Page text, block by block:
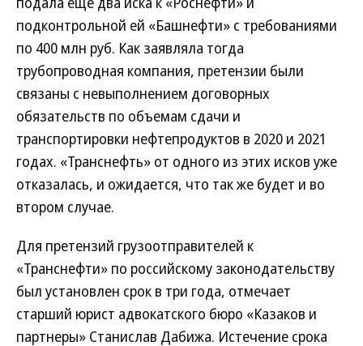
подконтрольной ей «Башнефти» с требованиями
по 400 млн руб. Как заявляла тогда
трубопроводная компания, претензии были
связаны с невыполнением договорных
обязательств по объемам сдачи и
транспортировки нефтепродуктов в 2020 и 2021
годах. «Транснефть» от одного из этих исков уже
отказалась, и ожидается, что так же будет и во
втором случае.
Для претензий грузоотправителей к
«Транснефти» по российскому законодательству
был установлен срок в три года, отмечает
старший юрист адвокатского бюро «Казаков и
партнеры» Станислав Дабижа. Истечение срока